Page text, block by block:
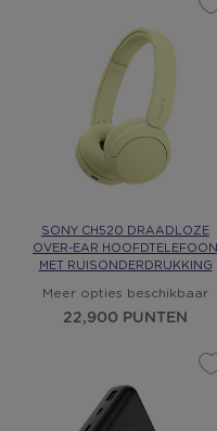
SONY CH520 DRAADLOZE
OVER-EAR HOOFDTELEFOON
MET RUISONDERDRUKKING
Meer opties beschikbaar
22,900 PUNTEN